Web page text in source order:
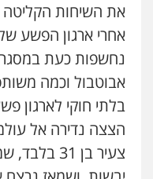
את השיחות
אחרי ארגון הפשע
נחשפות כעת
אבוטבול וכמה
בלתי חוקי לארגון
הצצה נדירה אל
צעיר בן